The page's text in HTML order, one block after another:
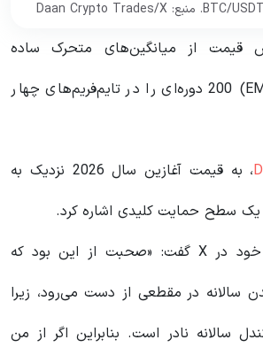
قیمت از میانگین‌های متحرک ساده
(SMA) و نمایی (EMA) 200 دوره‌ای را در تایم‌فریم‌های چهار
، به قیمت آغازین سال 2026 نزدیک به
او به دنبال‌کنندگان خود در X گفت: «صحبت از این بود که
سالانه در مقطعی از دست می‌رود، زیرا
سالانه نادر است. بنابراین اگر از من